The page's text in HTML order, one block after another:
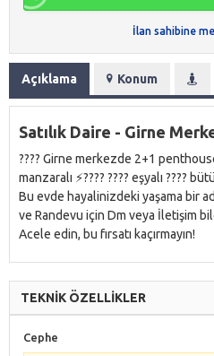
İlan sahibine
Açıklama Konum
Satılık Daire - Girne
???? Girne merkezde 2+1
manzaralı ⚡️???? ???? eşyalı ????
Bu evde hayalinizdeki yaşama bir
ve Randevu için Dm veya İletişim
Acele edin, bu fırsatı kaçırmayın!
TEKNİK ÖZELLİKLER
Cephe